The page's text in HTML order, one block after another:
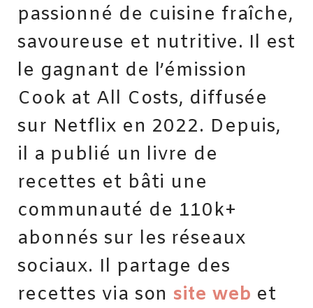
passionné de cuisine fraîche,
savoureuse et nutritive. Il est
le gagnant de l’émission
Cook at All Costs, diffusée
sur Netflix en 2022. Depuis,
il a publié un livre de
recettes et bâti une
communauté de 110k+
abonnés sur les réseaux
sociaux. Il partage des
recettes via son site web et